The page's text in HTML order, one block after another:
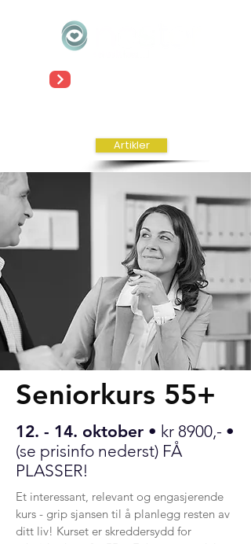
Artikler
Seniorkurs 55+
12. - 14. oktober • kr 8900,- •
(se prisinfo nederst) FÅ
PLASSER!
Et interessant, relevant og engasjerende
kurs - grip sjansen til å planlegg resten av
ditt liv! Kurset er skreddersydd for